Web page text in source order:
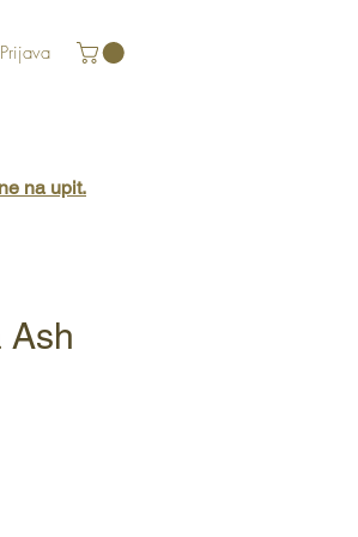
Prijava
Ash
na upit.